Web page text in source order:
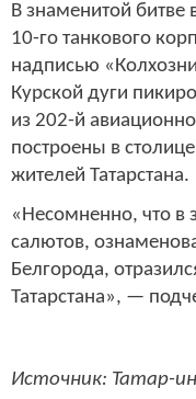
В знаменитой битве
10-го танкового
надписью
Курской дуги
из 202-й
построены в
жителей Татарстана.
«Несомненно, что в
салютов,
Белгорода,
Татарстана», —
Источник: Татар-